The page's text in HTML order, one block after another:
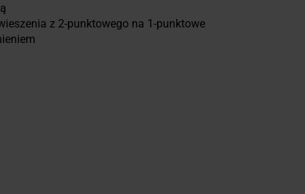
z 2-punktowego na 1-punktowe